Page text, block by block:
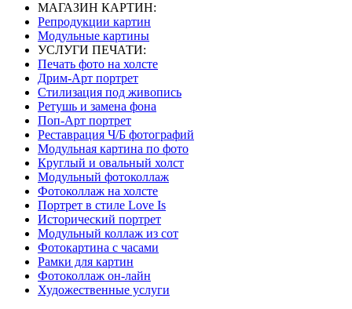
МАГАЗИН КАРТИН:
Репродукции картин
Модульные картины
УСЛУГИ ПЕЧАТИ:
Печать фото на холсте
Дрим-Арт портрет
Стилизация под живопись
Ретушь и замена фона
Поп-Арт портрет
Реставрация Ч/Б фотографий
Модульная картина по фото
Круглый и овальный холст
Модульный фотоколлаж
Фотоколлаж на холсте
Портрет в стиле Love Is
Исторический портрет
Модульный коллаж из сот
Фотокартина с часами
Рамки для картин
Фотоколлаж он-лайн
Художественные услуги